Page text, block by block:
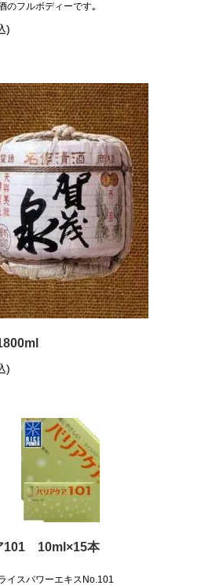
のフルボディーです｡
)
)
101 10ml×15本
イスパワーエキスNo.101